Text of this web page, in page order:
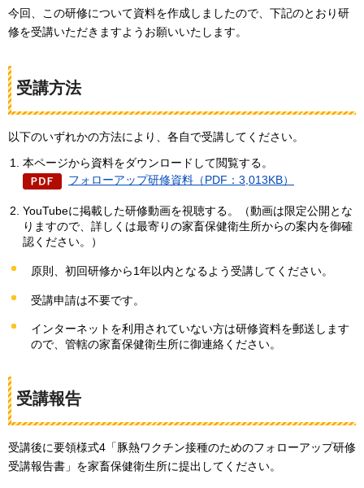
今回、この研修について資料を作成しましたので、下記のとおり研
修を受講いただきますようお願いいたします。
受講方法
以下のいずれかの方法により、各自で受講してください。
本ページから資料をダウンロードして閲覧する。
フォローアップ研修資料（PDF：3,013KB）
YouTubeに掲載した研修動画を視聴する。（動画は限定公開とな
りますので、詳しくは最寄りの家畜保健衛生所からの案内を御確
認ください。）
原則、初回研修から1年以内となるよう受講してください。
受講申請は不要です。
インターネットを利用されていない方は研修資料を郵送します
ので、管轄の家畜保健衛生所に御連絡ください。
受講報告
受講後に要領様式4「豚熱ワクチン接種のためのフォローアップ研修
受講報告書」を家畜保健衛生所に提出してください。